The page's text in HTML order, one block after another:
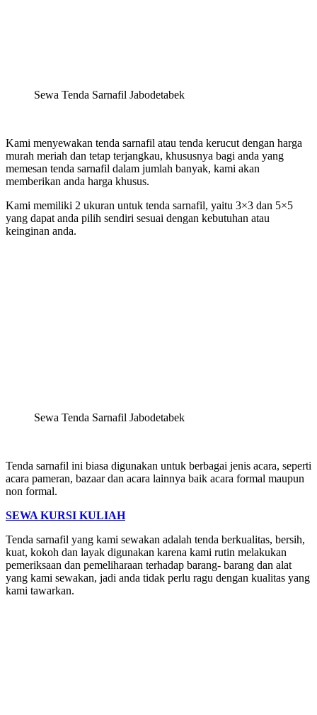
Sewa Tenda Sarnafil Jabodetabek
Kami menyewakan tenda sarnafil atau tenda kerucut dengan harga
murah meriah dan tetap terjangkau, khususnya bagi anda yang
memesan tenda sarnafil dalam jumlah banyak, kami akan
memberikan anda harga khusus.
Kami memiliki 2 ukuran untuk tenda sarnafil, yaitu 3×3 dan 5×5
yang dapat anda pilih sendiri sesuai dengan kebutuhan atau
keinginan anda.
Sewa Tenda Sarnafil Jabodetabek
Tenda sarnafil ini biasa digunakan untuk berbagai jenis acara, seperti
acara pameran, bazaar dan acara lainnya baik acara formal maupun
non formal.
SEWA KURSI KULIAH
Tenda sarnafil yang kami sewakan adalah tenda berkualitas, bersih,
kuat, kokoh dan layak digunakan karena kami rutin melakukan
pemeriksaan dan pemeliharaan terhadap barang- barang dan alat
yang kami sewakan, jadi anda tidak perlu ragu dengan kualitas yang
kami tawarkan.